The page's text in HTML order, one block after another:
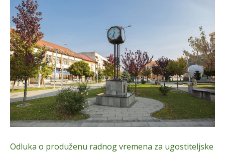
Odluka o produženu radnog vremena za ugostiteljske